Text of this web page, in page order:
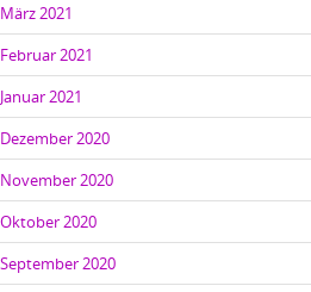
März 2021
Februar 2021
Januar 2021
Dezember 2020
November 2020
Oktober 2020
September 2020